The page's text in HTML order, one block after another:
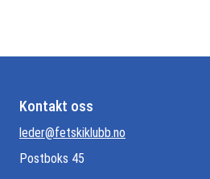
Kontakt oss
leder@fetskiklubb.no
Postboks 45